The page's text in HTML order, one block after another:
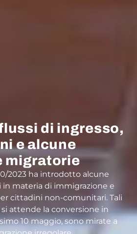
di ingresso,
e alcune
migratorie
2023 ha introdotto alcune
in materia di immigrazione e
cittadini non-comunitari. Tali
attende la conversione in
10 maggio, sono mirate a